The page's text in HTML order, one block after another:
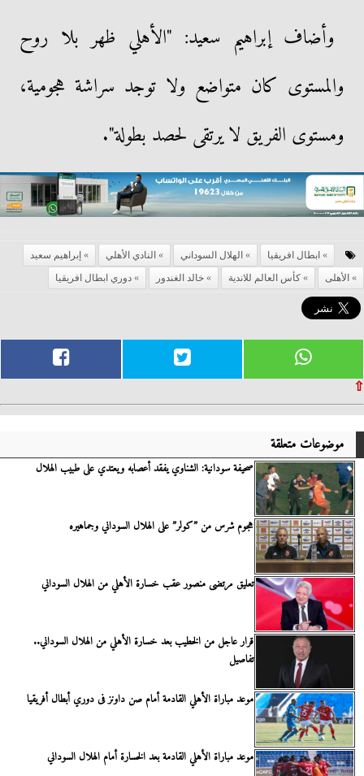
وأضاف إبراهيم سعيد: "الأهلي ظهر بلا روح
والمستوى كان متواضع ولا توجد سراشة هجومية،
ومستوى الفريق لا يرتقى لحصد بطولة".
ابطال افريقيا الهلال السوداني النادي الأهلي
إبراهيم سعيد
الأهلى
كأس العالم للاندية خالد الغندور دوري ابطال افريقيا
⇧
موضوعات متعلقة
صحيفة سودانية: الشناوي يفقد أعصابه ويعتدي على طبيب الهلال
هجوم شرس من ”كولر” على الهلال السوداني وجماهيره
تعليق مرتضى منصور عقب خسارة الأهلي من الهلال السوداني
قرار عاجل من الخطيب بعد خسارة الأهلي من الهلال السوداني..
تفاصيل
موعد مباراة الأهلي القادمة أمام صن داونز فى دوري أبطال أفريقيا
موعد مباراة الأهلي القادمة بعد الخسارة أمام الهلال السوداني